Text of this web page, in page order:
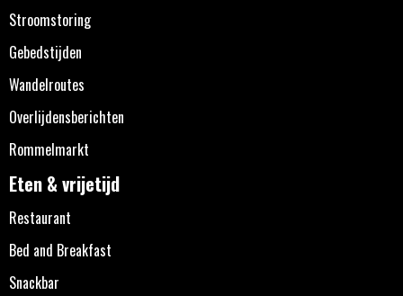
Stroomstoring
Gebedstijden
Wandelroutes
Overlijdensberichten
Rommelmarkt
Eten & vrijetijd
Restaurant
Bed and Breakfast
Snackbar